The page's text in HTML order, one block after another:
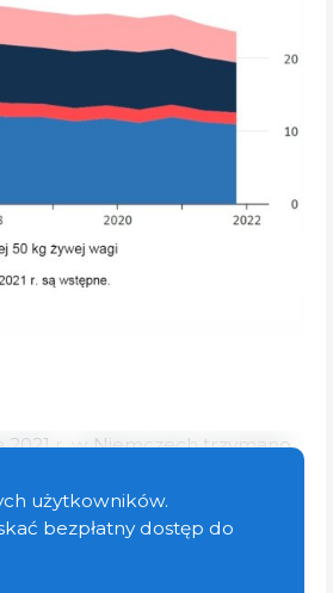
r. w Niemczech trzymano
z badaniem pogłowia z 3
000 sztuk. W porównaniu z
o 9,4%, czyli 2 450 300
użytkowników.
bezpłatny dostęp do